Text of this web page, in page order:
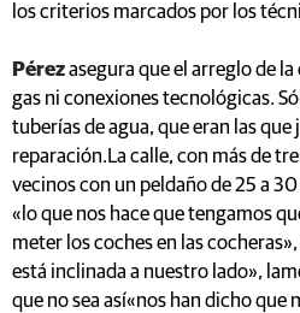
los criterios marcados por los
Pérezasegura que el arreglo de
gas ni conexiones tecnológicas.
tuberías de agua, que eran las que
reparación.La calle, con más de
vecinos con un peldaño de 25 a
«lo que nos hace que tengamos
meter los coches en las
está inclinada a nuestro lado»,
que no sea así«nos han dicho que